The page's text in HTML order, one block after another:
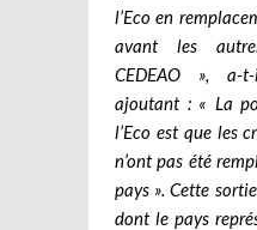
l’Eco en
avant les
CEDEAO »,
ajoutant : « La
l’Eco est que les
n’ont pas été
pays ». Cette
dont le pays